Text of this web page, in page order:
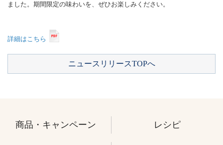
ました。期間限定の味わいを、ぜひお楽しみください。
詳細はこちら
ニュースリリースTOPへ
商品・キャンペーン レシピ